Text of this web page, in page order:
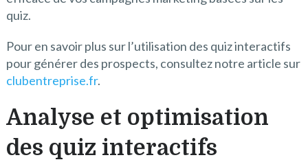
quiz.
Pour en savoir plus sur l’utilisation des quiz interactifs
pour générer des prospects, consultez notre article sur
clubentreprise.fr.
Analyse et optimisation
des quiz interactifs